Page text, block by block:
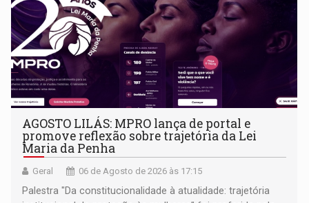
AGOSTO LILÁS: MPRO lança de portal e
promove reflexão sobre trajetória da Lei
Maria da Penha
Geral 06 de Agosto de 2026 às 17:15
Palestra "Da constitucionalidade à atualidade: trajetória